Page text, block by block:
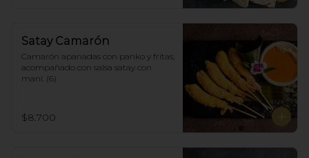
Satay Camarón
Camarón apanadas con panko y fritas,
acompañado con salsa satay con
maní. (6)
$8.700